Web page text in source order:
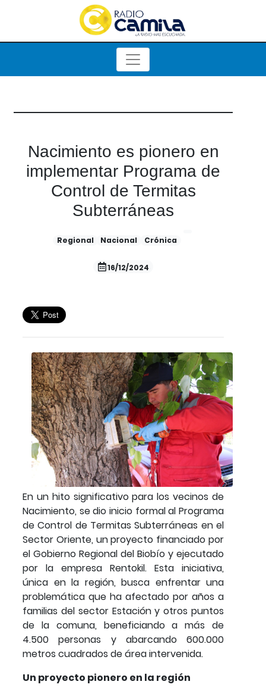
Nacimiento es pionero en
implementar Programa de
Control de Termitas
Subterráneas
Regional Nacional Crónica
16/12/2024
En un hito significativo para los vecinos de
Nacimiento, se dio inicio formal al Programa
de Control de Termitas Subterráneas en el
Sector Oriente, un proyecto financiado por
el Gobierno Regional del Biobío y ejecutado
por la empresa Rentokil. Esta iniciativa,
única en la región, busca enfrentar una
problemática que ha afectado por años a
familias del sector Estación y otros puntos
de la comuna, beneficiando a más de
4.500 personas y abarcando 600.000
metros cuadrados de área intervenida.
Un proyecto pionero en la región